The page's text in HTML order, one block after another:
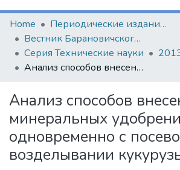
Communities & Collections
All of DSpace
Statistics
Home
Периодические издания БарГУ
Вестник Барановичского государственного университета
Серия Технические науки
Анализ способов внесения минеральных удобрений одновременно с посевом при возделывании кукурузы
Анализ способов
минеральных
одновременно с
возделывании